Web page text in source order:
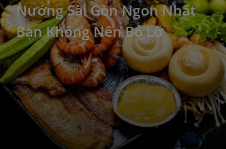
Nướng Sài Gòn Ngon Nhất
Bạn Không Nên Bỏ Lỡ